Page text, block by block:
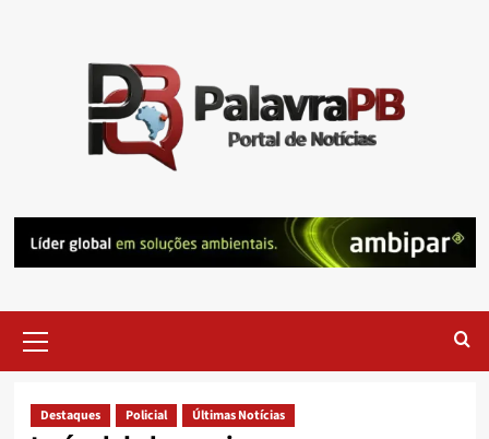
Menu
Destaques Policial Últimas Notícias